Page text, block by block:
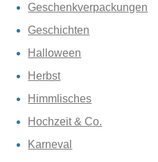
Geschenkverpackungen
Geschichten
Halloween
Herbst
Himmlisches
Hochzeit & Co.
Karneval